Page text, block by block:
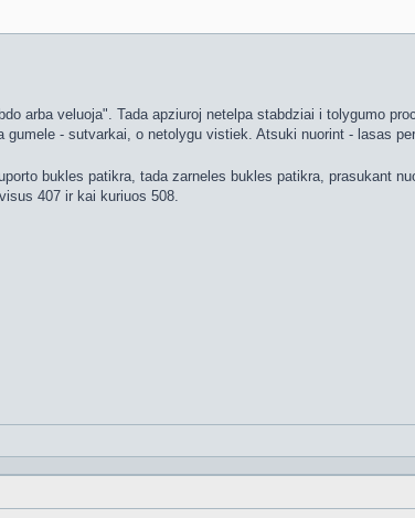
arba veluoja". Tada apziuroj netelpa stabdziai i tolygumo
- sutvarkai, o netolygu vistiek. Atsuki nuorint - lasas
bukles patikra, tada zarneles bukles patikra, prasukant
407 ir kai kuriuos 508.